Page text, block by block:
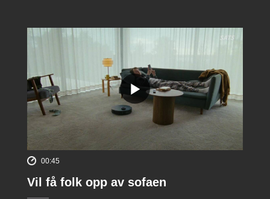
00:45
Vil få folk opp av sofaen